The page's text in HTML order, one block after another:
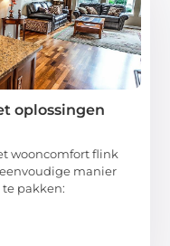
oplossingen
wooncomfort flink
manier
pakken: